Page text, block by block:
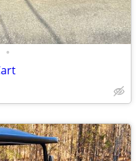
•